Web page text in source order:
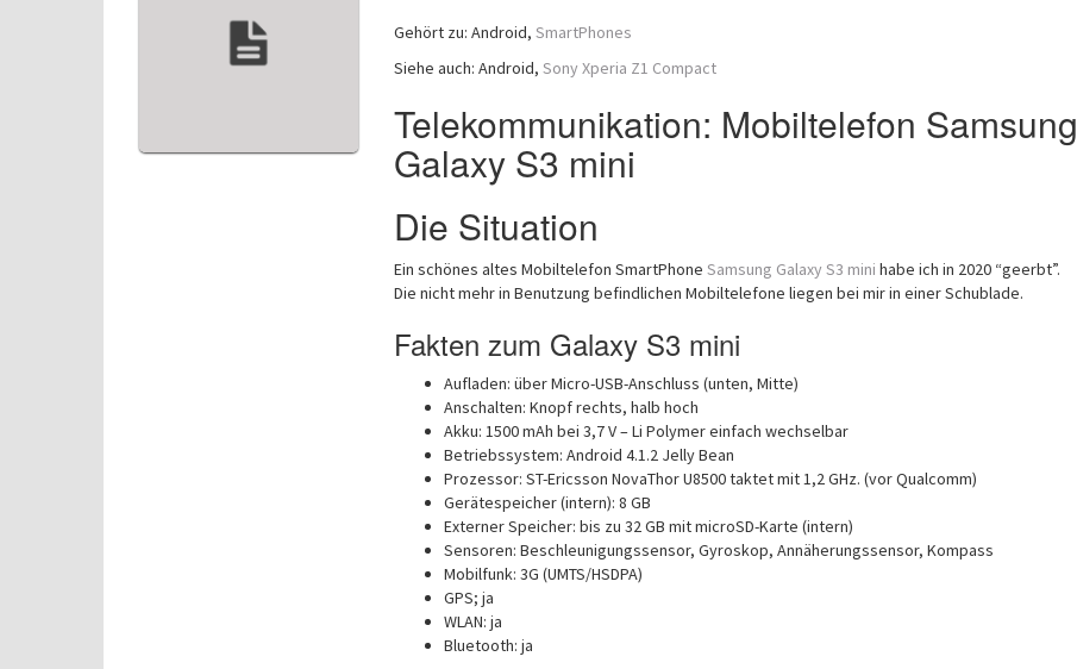
Gehört zu: Android, SmartPhones
Siehe auch: Android, Sony Xperia Z1 Compact
Telekommunikation: Mobiltelefon Samsung
Galaxy S3 mini
Die Situation
Ein schönes altes Mobiltelefon SmartPhone Samsung Galaxy S3 mini habe ich in 2020 “geerbt”.
Die nicht mehr in Benutzung befindlichen Mobiltelefone liegen bei mir in einer Schublade.
Fakten zum Galaxy S3 mini
Aufladen: über Micro-USB-Anschluss (unten, Mitte)
Anschalten: Knopf rechts, halb hoch
Akku: 1500 mAh bei 3,7 V – Li Polymer einfach wechselbar
Betriebssystem: Android 4.1.2 Jelly Bean
Prozessor: ST-Ericsson NovaThor U8500 taktet mit 1,2 GHz. (vor Qualcomm)
Gerätespeicher (intern): 8 GB
Externer Speicher: bis zu 32 GB mit microSD-Karte (intern)
Sensoren: Beschleunigungssensor, Gyroskop, Annäherungssensor, Kompass
Mobilfunk: 3G (UMTS/HSDPA)
GPS; ja
WLAN: ja
Bluetooth: ja